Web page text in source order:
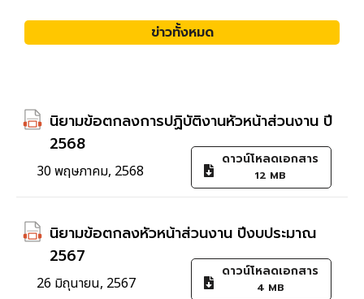
ข่าวทั้งหมด
นิยามข้อตกลงการปฏิบัติงานหัวหน้าส่วนงาน ปี
2568
30 พฤษภาคม, 2568
ดาวน์โหลดเอกสาร
12 MB
นิยามข้อตกลงหัวหน้าส่วนงาน ปีงบประมาณ
2567
26 มิถุนายน, 2567
ดาวน์โหลดเอกสาร
4 MB